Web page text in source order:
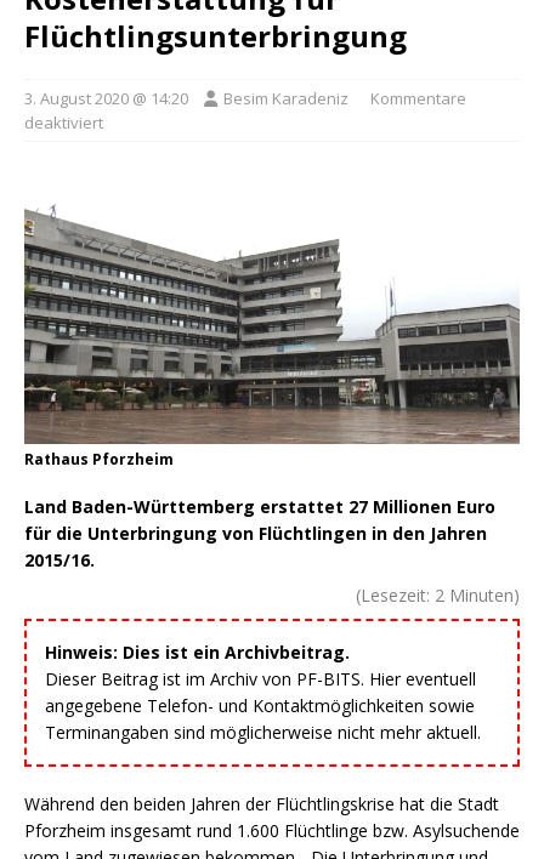
Flüchtlingsunterbringung
3. August 2020 @ 14:20 Besim Karadeniz
Kommentare
deaktiviert
Rathaus Pforzheim
Land Baden-Württemberg erstattet 27 Millionen Euro
für die Unterbringung von Flüchtlingen in den Jahren
2015/16.
(Lesezeit: 2 Minuten)
Hinweis: Dies ist ein Archivbeitrag.
Dieser Beitrag ist im Archiv von PF-BITS. Hier eventuell
angegebene Telefon- und Kontaktmöglichkeiten sowie
Terminangaben sind möglicherweise nicht mehr aktuell.
Während den beiden Jahren der Flüchtlingskrise hat die Stadt
Pforzheim insgesamt rund 1.600 Flüchtlinge bzw. Asylsuchende